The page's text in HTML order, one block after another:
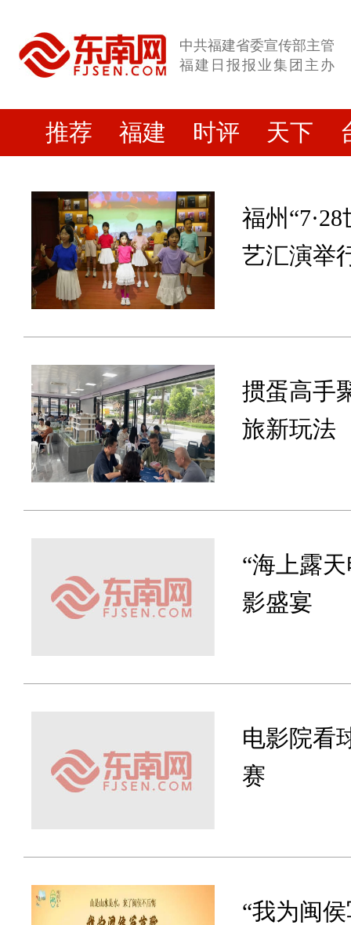
中共福建省委宣传部主管
福建日报报业集团主办
推荐 福建 时评 天下
福州
艺汇演举
掼蛋高手
旅新玩法
“海上露
影盛宴
电影院看
赛
“我为闽